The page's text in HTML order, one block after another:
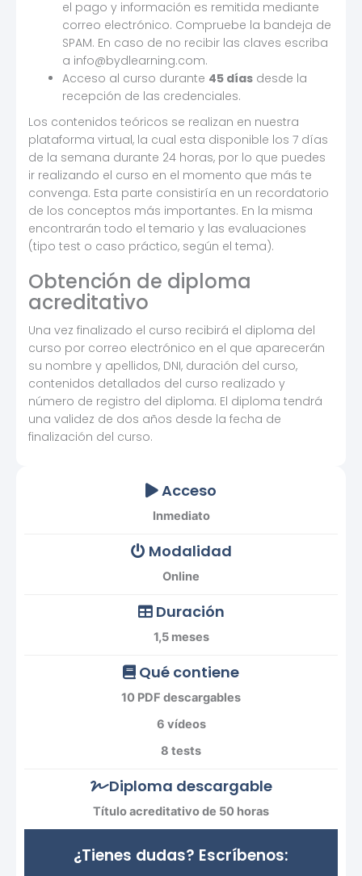
Acceso
Inmediato
Modalidad
Online
Duración
1,5 meses
Qué contiene
10 PDF descargables
6 vídeos
8 tests
Diploma descargable
Título acreditativo de 50 horas
¿Tienes dudas? Escríbenos:
el pago y información es remitida mediante
correo electrónico. Compruebe la bandeja de
SPAM. En caso de no recibir las claves escriba
a info@bydlearning.com.
Acceso al curso durante 45 días desde la
recepción de las credenciales.
Los contenidos teóricos se realizan en nuestra
plataforma virtual, la cual esta disponible los 7 días
de la semana durante 24 horas, por lo que puedes
ir realizando el curso en el momento que más te
convenga. Esta parte consistiría en un recordatorio
de los conceptos más importantes. En la misma
encontrarán todo el temario y las evaluaciones
(tipo test o caso práctico, según el tema).
Obtención de diploma
acreditativo
Una vez finalizado el curso recibirá el diploma del
curso por correo electrónico en el que aparecerán
su nombre y apellidos, DNI, duración del curso,
contenidos detallados del curso realizado y
número de registro del diploma. El diploma tendrá
una validez de dos años desde la fecha de
finalización del curso.